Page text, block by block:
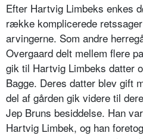
Efter Hartvig Limbeks enkes
række komplicerede
arvingerne. Som andre
Overgaard delt mellem flere
gik til Hartvig Limbeks datter
Bagge. Deres datter blev gift
del af gården gik videre til
Jep Bruns besiddelse. Han
Hartvig Limbek, og han